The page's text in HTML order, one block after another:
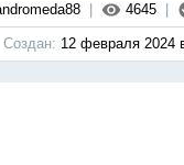
4645
Cоздан: 12 февраля 2024